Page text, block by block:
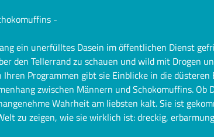
-
ein unerfülltes Dasein im öffentlichen Dienst
den Tellerrand zu schauen und wild mit Drogen
Programmen gibt sie Einblicke in die düsteren
zwischen Männern und Schokomuffins. Ob
Wahrheit am liebsten kalt. Sie ist
zu zeigen, wie sie wirklich ist: dreckig,